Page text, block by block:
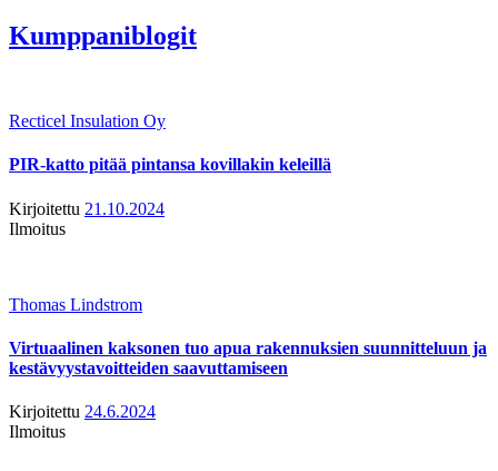
Kumppaniblogit
Recticel Insulation Oy
PIR-katto pitää pintansa kovillakin keleillä
Kirjoitettu 21.10.2024
Ilmoitus
Thomas Lindstrom
Virtuaalinen kaksonen tuo apua rakennuksien suunnitteluun ja
kestävyystavoitteiden saavuttamiseen
Kirjoitettu 24.6.2024
Ilmoitus